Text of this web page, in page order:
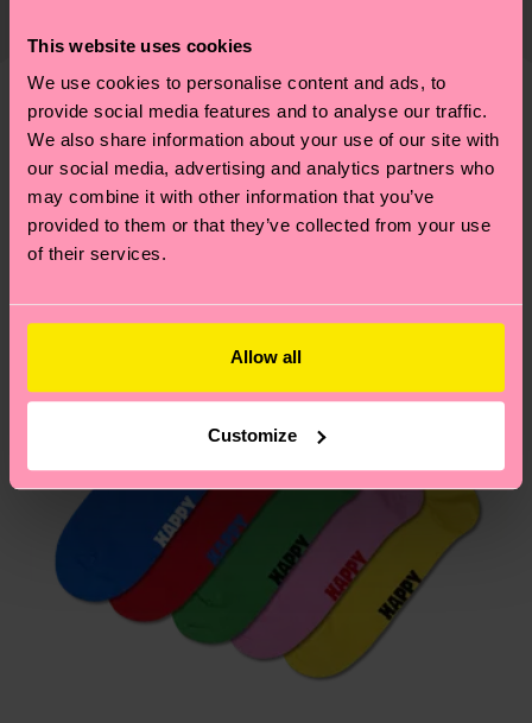
This website uses cookies
We use cookies to personalise content and ads, to
provide social media features and to analyse our traffic.
We also share information about your use of our site with
our social media, advertising and analytics partners who
may combine it with other information that you’ve
provided to them or that they’ve collected from your use
of their services.
Allow all
Customize
Weitere Informationen sowie Tipps und Tricks
findest du auf unsererNachhaltigkeitsseite.
findest duhier. Die Lieferzeit beginnt sobald
deine Bestellung versandt wurde. Bitte bedenke,
dass es sich hierbei um einen Richtwert handelt
und die genaue Lieferzeit von der lokalen Post in
deinem Land abhängt.
Du hast Fragen zu einer Retoure? In unserem
Hilfebereich im Artikel
Ähnliche muster